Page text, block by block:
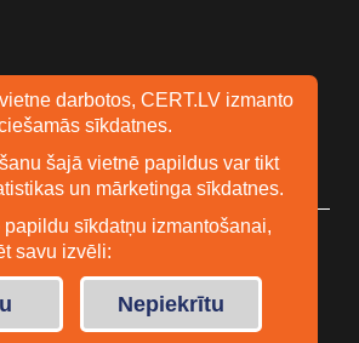
darbotos, CERT.LV izmanto
sīkdatnes.
šajā vietnē papildus var tikt
un mārketinga sīkdatnes.
sīkdatņu izmantošanai,
savu izvēli:
Nepiekrītu